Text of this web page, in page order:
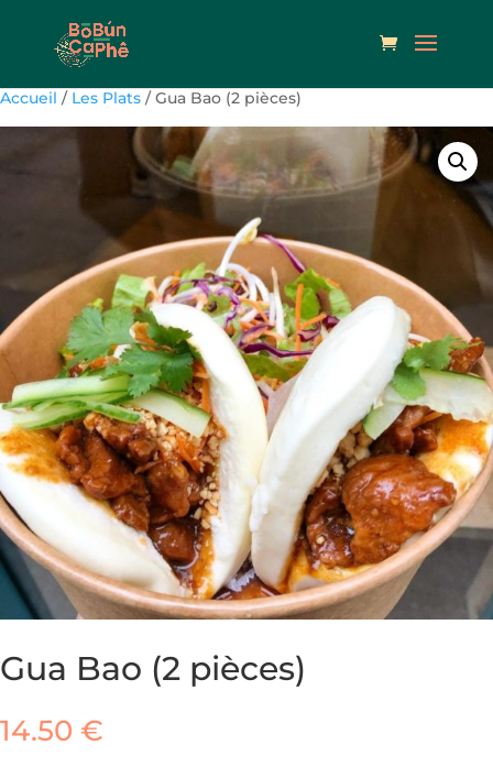
Accueil / Les Plats / Gua Bao (2 pièces)
Gua Bao (2 pièces)
14.50 €